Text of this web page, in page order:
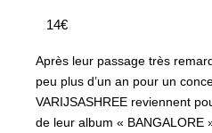
14€
Après leur passage très
peu plus d’un an pour un
VARIJSASHREE reviennent
de leur album « BANGALORE